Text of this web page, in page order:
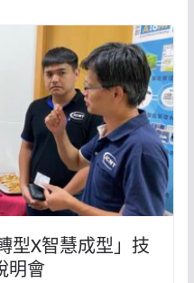
型X智慧成型」技
明會